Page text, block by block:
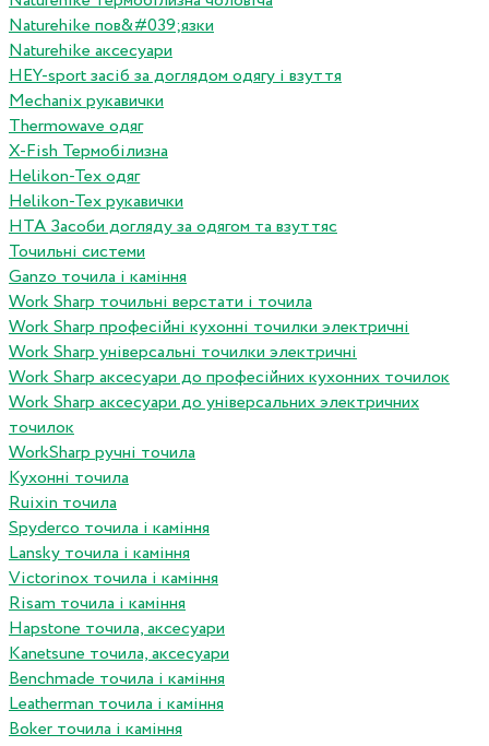
Naturehike пов&#039;язки
Naturehike аксесуари
HEY-sport засіб за доглядом одягу і взуття
Mechanix рукавички
Thermowave одяг
X-Fish Термобілизна
Helikon-Tex одяг
Helikon-Tex рукавички
HTA Засоби догляду за одягом та взуттяс
Точильні системи
Ganzo точила і каміння
Work Sharp точильні верстати і точила
Work Sharp професiйнi кухоннi точилки электричнi
Work Sharp унiверсальнi точилки электричнi
Work Sharp аксесуари до професiйних кухонних точилок
Work Sharp аксесуари до унiверсальних электричних
точилок
WorkSharp ручні точила
Кухонні точила
Ruixin точила
Spyderco точила і каміння
Lansky точила і каміння
Victorinox точила і каміння
Risam точила і каміння
Hapstone точила, аксесуари
Kanetsune точила, аксесуари
Benchmade точила і каміння
Leatherman точила і каміння
Boker точила і каміння